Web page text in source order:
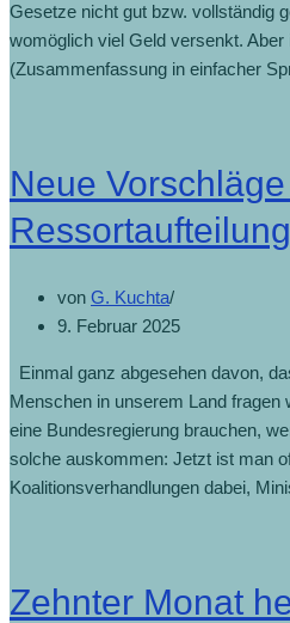
Gesetze nicht gut bzw. vollständig
womöglich viel Geld versenkt.
(Zusammenfassung in einfacher
Neue
von G. Kuchta
9. Februar 2025
Einmal ganz abgesehen davon,
Menschen in unserem Land fragen
eine Bundesregierung brauchen,
solche auskommen: Jetzt ist man
Koalitionsverhandlungen dabei,
Zehnter Monat